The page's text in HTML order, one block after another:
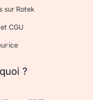
sur Rotek
CGU
?